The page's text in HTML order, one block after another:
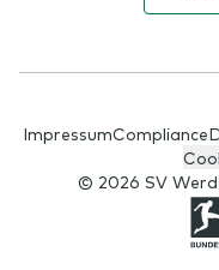
ImpressumCompliance
© 2026 SV